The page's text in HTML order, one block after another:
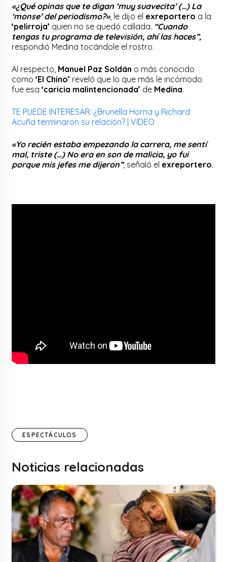
«¿Qué opinas que te digan ‘muy suavecita’ (…) La
‘monse’ del periodismo?», le dijo el exreportero a la
‘pelirroja’ quien no se quedó callada. “Cuando
tengas tu programa de televisión, ahí las haces”,
respondió Medina tocándole el rostro.
Al respecto, Manuel Paz Soldán o más conocido
como ‘El Chino’ reveló que lo que más le incómodo
fue esa‘caricia malintencionada’ de Medina.
TE PUEDE INTERESAR: ¿Brunella Horna y Richard
Acuña terminaron su relación? | VIDEO
«Yo recién estaba empezando la carrera, me sentí
mal, triste (…) No era en son de malicia, yo fui
porque mis jefes me dijeron”, señaló el exreportero.
ESPECTÁCULOS
Noticias relacionadas